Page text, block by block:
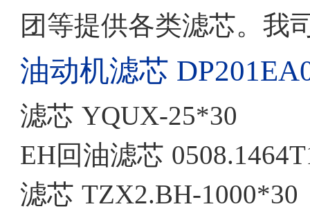
团等提供各类滤芯。我
油动机滤芯
滤芯 YQUX-25*30
EH回油滤芯
滤芯 TZX2.BH-1000*30